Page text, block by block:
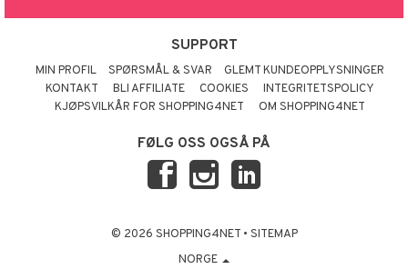
SUPPORT
MIN PROFIL SPØRSMÅL & SVAR
GLEMT KUNDEOPPLYSNINGER
KONTAKT
BLI AFFILIATE COOKIES
INTEGRITETSPOLICY
KJØPSVILKÅR FOR SHOPPING4NET
OM SHOPPING4NET
FØLG OSS OGSÅ PÅ
© 2026 SHOPPING4NET • SITEMAP
NORGE